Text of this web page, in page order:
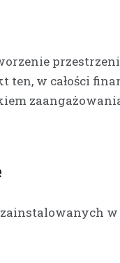
w całości